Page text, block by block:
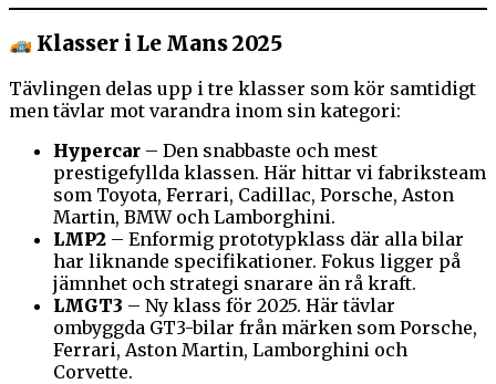
Klasser i Le Mans 2025
Tävlingen delas upp i tre klasser som kör samtidigt
men tävlar mot varandra inom sin kategori:
Hypercar – Den snabbaste och mest
prestigefyllda klassen. Här hittar vi fabriksteam
som Toyota, Ferrari, Cadillac, Porsche, Aston
Martin, BMW och Lamborghini.
LMP2 – Enformig prototypklass där alla bilar
har liknande specifikationer. Fokus ligger på
jämnhet och strategi snarare än rå kraft.
LMGT3 – Ny klass för 2025. Här tävlar
ombyggda GT3-bilar från märken som Porsche,
Ferrari, Aston Martin, Lamborghini och
Corvette.